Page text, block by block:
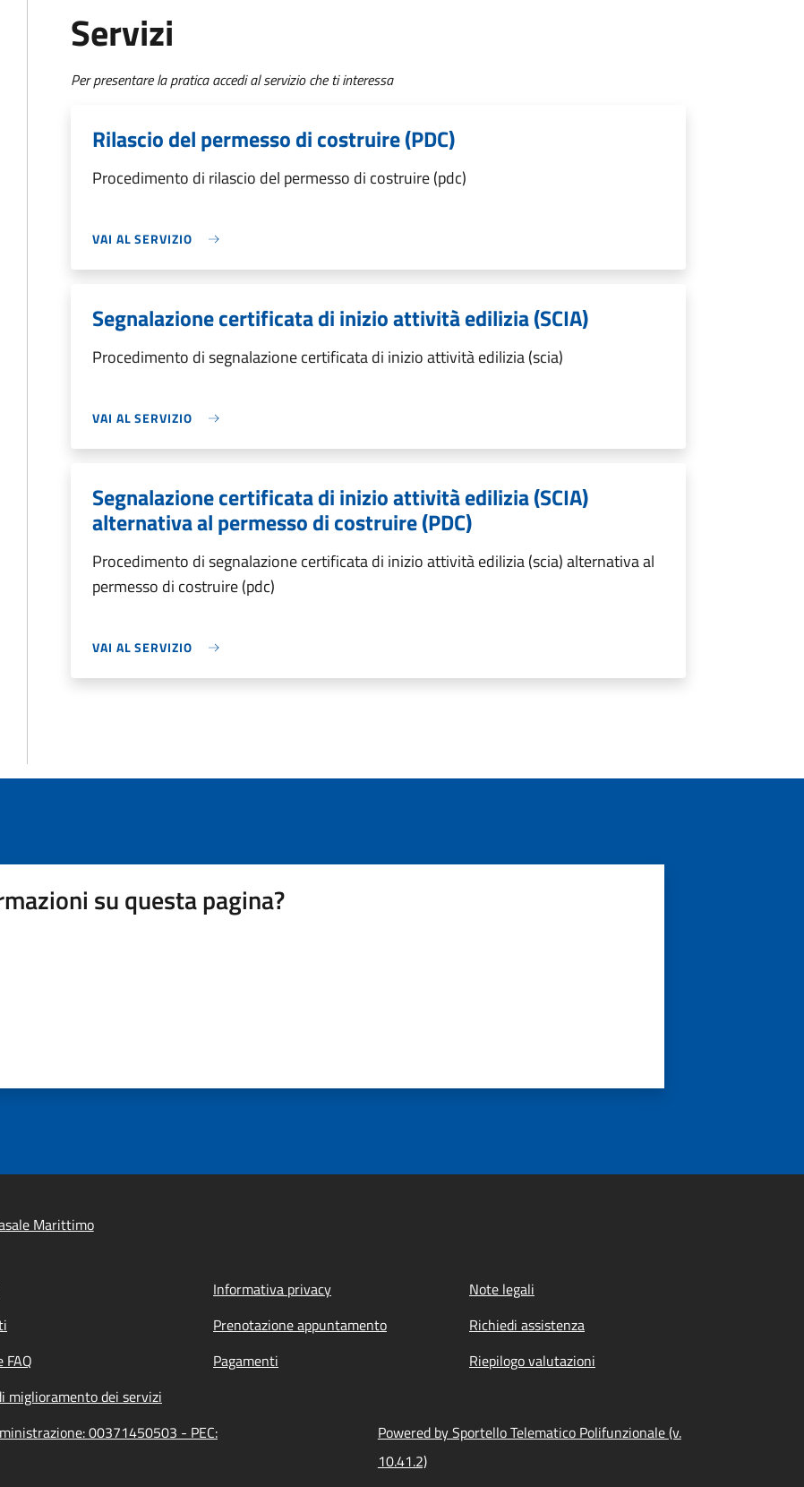
Servizi
Per presentare la pratica accedi al servizio che ti interessa
Rilascio del permesso di costruire (PDC)
Procedimento di rilascio del permesso di costruire (pdc)
VAI AL SERVIZIO
Segnalazione certificata di inizio attività edilizia (SCIA)
Procedimento di segnalazione certificata di inizio attività edilizia (scia)
VAI AL SERVIZIO
Segnalazione certificata di inizio attività edilizia (SCIA)
alternativa al permesso di costruire (PDC)
Procedimento di segnalazione certificata di inizio attività edilizia (scia) alternativa al
permesso di costruire (pdc)
VAI AL SERVIZIO
su questa pagina?
Marittimo
Informativa privacy
Note legali
Prenotazione appuntamento
Richiedi assistenza
FAQ Pagamenti
Riepilogo valutazioni
miglioramento dei servizi
00371450503 - PEC:
Powered by Sportello Telematico Polifunzionale (v.
10.41.2)